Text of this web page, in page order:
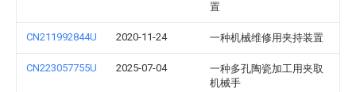
置
CN211992844U 2020-11-24 一种机械维修用夹持装置
CN223057755U 2025-07-04
一种多孔陶瓷加工用夹取
机械手